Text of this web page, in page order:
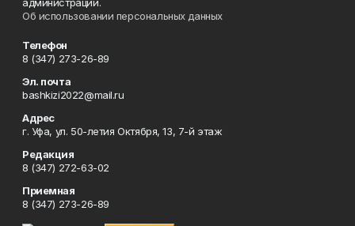
Об использовании персональных данных
Телефон
8 (347) 273-26-89
Эл. почта
bashkizi2022@mail.ru
Адрес
г. Уфа, ул. 50-летия Октября, 13, 7-й этаж
Редакция
8 (347) 272-63-02
Приемная
8 (347) 273-26-89